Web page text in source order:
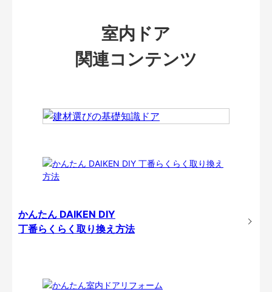
室内ドア
関連コンテンツ
かんたん DAIKEN DIY
丁番らくらく取り換え方法